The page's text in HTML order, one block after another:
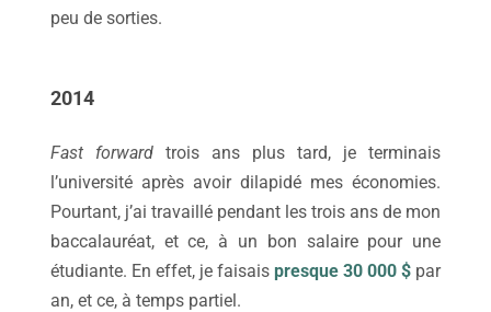
peu de sorties.
2014
Fast forwardtrois ans plus tard, je terminais
l’université après avoir dilapidé mes économies.
Pourtant, j’ai travaillé pendant les trois ans de mon
baccalauréat, et ce, à un bon salaire pour une
étudiante. En effet, je faisaispresque 30 000 $ par
an, et ce, à temps partiel.